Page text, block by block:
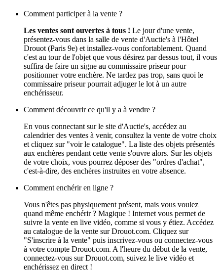
Comment participer à la vente ?
Les ventes sont ouvertes à tous ! Le jour d'une vente,
présentez-vous dans la salle de vente d'Auctie's à l'Hôtel
Drouot (Paris 9e) et installez-vous confortablement. Quand
c'est au tour de l'objet que vous désirez par dessus tout, il vous
suffira de faire un signe au commissaire priseur pour
positionner votre enchère. Ne tardez pas trop, sans quoi le
commissaire priseur pourrait adjuger le lot à un autre
enchérisseur.
Comment découvrir ce qu'il y a à vendre ?
En vous connectant sur le site d'Auctie's, accédez au
calendrier des ventes à venir, consultez la vente de votre choix
et cliquez sur "voir le catalogue". La liste des objets présentés
aux enchères pendant cette vente s'ouvre alors. Sur les objets
de votre choix, vous pourrez déposer des "ordres d'achat",
c'est-à-dire, des enchères instruites en votre absence.
Comment enchérir en ligne ?
Vous n'êtes pas physiquement présent, mais vous voulez
quand même enchérir ? Magique ! Internet vous permet de
suivre la vente en live vidéo, comme si vous y étiez. Accédez
au catalogue de la vente sur Drouot.com. Cliquez sur
"S'inscrire à la vente" puis inscrivez-vous ou connectez-vous
à votre compte Drouot.com. A l'heure du début de la vente,
connectez-vous sur Drouot.com, suivez le live vidéo et
enchérissez en direct !